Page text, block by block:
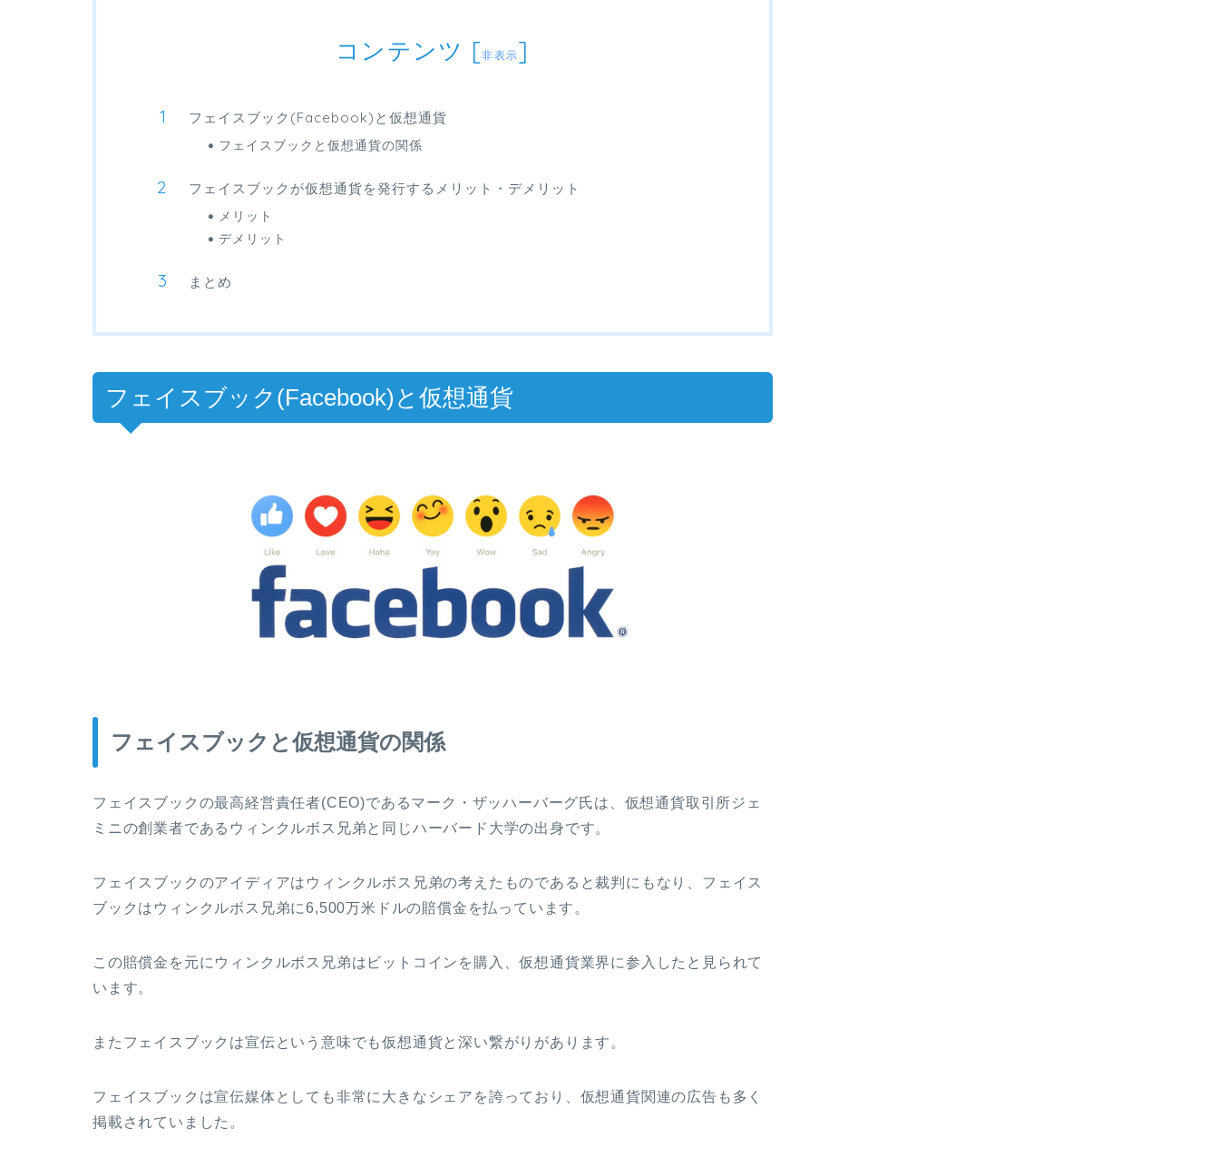
コンテンツ [非表示]
フェイスブック(Facebook)と仮想通貨
フェイスブックと仮想通貨の関係
フェイスブックが仮想通貨を発行するメリット・デメリット
メリット
デメリット
まとめ
フェイスブック(Facebook)と仮想通貨
フェイスブックと仮想通貨の関係
フェイスブックの最高経営責任者(CEO)であるマーク・ザッハーバーグ氏は、仮想通貨取引所ジェ
ミニの創業者であるウィンクルボス兄弟と同じハーバード大学の出身です。
フェイスブックのアイディアはウィンクルボス兄弟の考えたものであると裁判にもなり、フェイス
ブックはウィンクルボス兄弟に6,500万米ドルの賠償金を払っています。
この賠償金を元にウィンクルボス兄弟はビットコインを購入、仮想通貨業界に参入したと見られて
います。
またフェイスブックは宣伝という意味でも仮想通貨と深い繋がりがあります。
フェイスブックは宣伝媒体としても非常に大きなシェアを誇っており、仮想通貨関連の広告も多く
掲載されていました。